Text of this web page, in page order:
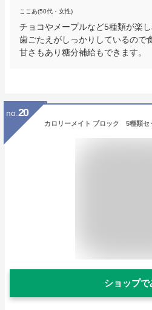
ここあ(50代・女性)
チョコやメープルなど5種類が楽
歯ごたえがしっかりしているので
甘さもあり糖分補給もできます。
no. 20
ショップで